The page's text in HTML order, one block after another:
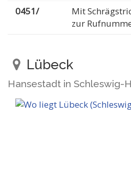
0451/
Mit
zur
Lübeck
Hansestadt in Schleswig-